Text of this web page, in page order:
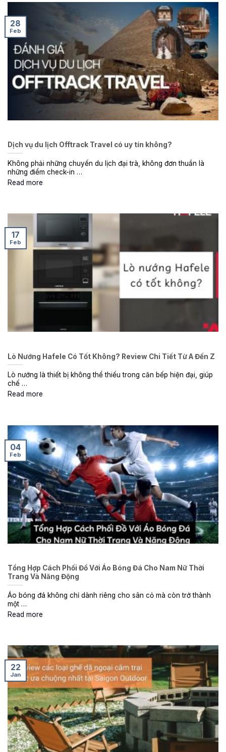
Dịch vụ du lịch Offtrack Travel có uy tín không?
Không phải những chuyến du lịch đại trà, không đơn thuần là
những điểm check-in …
Read more
28
Feb
Lò Nướng Hafele Có Tốt Không? Review Chi Tiết Từ A Đến Z
Lò nướng là thiết bị không thể thiếu trong căn bếp hiện đại, giúp
chế …
Read more
17
Feb
Tổng Hợp Cách Phối Đồ Với Áo Bóng Đá Cho Nam Nữ Thời
Trang Và Năng Động
Áo bóng đá không chỉ dành riêng cho sân cỏ mà còn trở thành
một …
Read more
04
Feb
22
Jan